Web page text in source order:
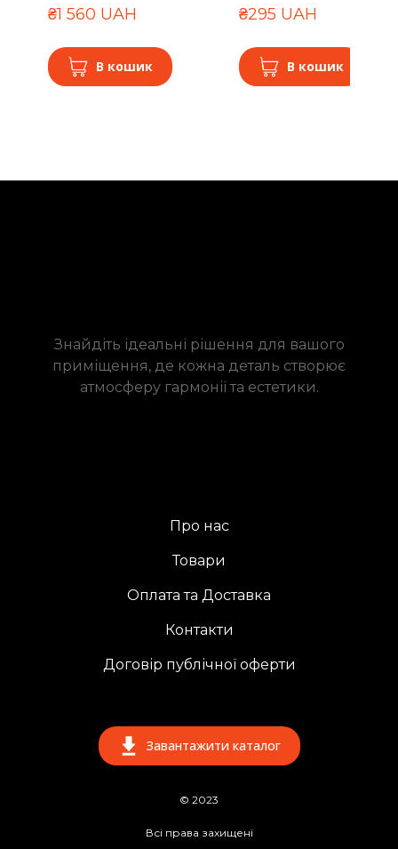
₴1 560 UAH
В кошик
₴295 UAH
В кошик
Знайдіть ідеальні рішення для вашого
приміщення, де кожна деталь створює
атмосферу гармонії та естетики.
Про нас
Товари
Оплата та Доставка
Контакти
Договір публічної оферти
Завантажити каталог
© 2023
Всі права захищені